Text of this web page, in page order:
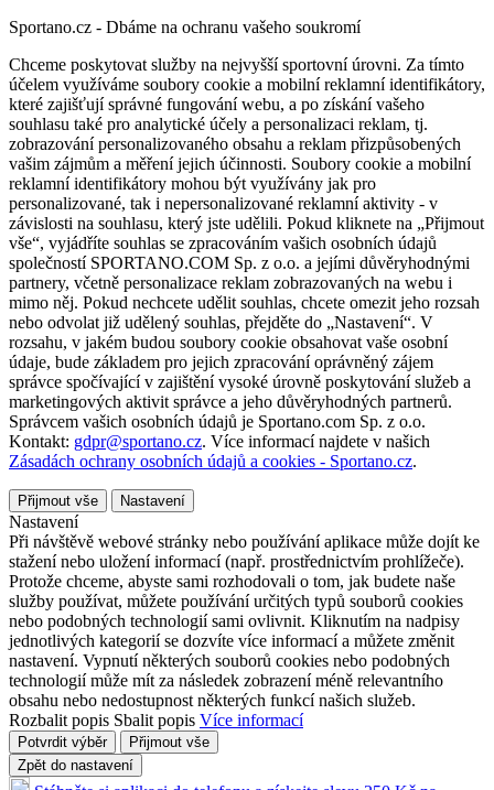
Sportano.cz - Dbáme na ochranu vašeho soukromí
Chceme poskytovat služby na nejvyšší sportovní úrovni. Za tímto
účelem využíváme soubory cookie a mobilní reklamní identifikátory,
které zajišťují správné fungování webu, a po získání vašeho
souhlasu také pro analytické účely a personalizaci reklam, tj.
zobrazování personalizovaného obsahu a reklam přizpůsobených
vašim zájmům a měření jejich účinnosti. Soubory cookie a mobilní
reklamní identifikátory mohou být využívány jak pro
personalizované, tak i nepersonalizované reklamní aktivity - v
závislosti na souhlasu, který jste udělili. Pokud kliknete na „Přijmout
vše“, vyjádříte souhlas se zpracováním vašich osobních údajů
společností SPORTANO.COM Sp. z o.o. a jejími důvěryhodnými
partnery, včetně personalizace reklam zobrazovaných na webu i
mimo něj. Pokud nechcete udělit souhlas, chcete omezit jeho rozsah
nebo odvolat již udělený souhlas, přejděte do „Nastavení“. V
rozsahu, v jakém budou soubory cookie obsahovat vaše osobní
údaje, bude základem pro jejich zpracování oprávněný zájem
správce spočívající v zajištění vysoké úrovně poskytování služeb a
marketingových aktivit správce a jeho důvěryhodných partnerů.
Správcem vašich osobních údajů je Sportano.com Sp. z o.o.
Kontakt: gdpr@sportano.cz. Více informací najdete v našich
Zásadách ochrany osobních údajů a cookies - Sportano.cz.
Přijmout vše Nastavení
Nastavení
Při návštěvě webové stránky nebo používání aplikace může dojít ke
stažení nebo uložení informací (např. prostřednictvím prohlížeče).
Protože chceme, abyste sami rozhodovali o tom, jak budete naše
služby používat, můžete používání určitých typů souborů cookies
nebo podobných technologií sami ovlivnit. Kliknutím na nadpisy
jednotlivých kategorií se dozvíte více informací a můžete změnit
nastavení. Vypnutí některých souborů cookies nebo podobných
technologií může mít za následek zobrazení méně relevantního
obsahu nebo nedostupnost některých funkcí našich služeb.
Rozbalit popis Sbalit popis Více informací
Potvrdit výběr
Přijmout vše
Zpět do nastavení